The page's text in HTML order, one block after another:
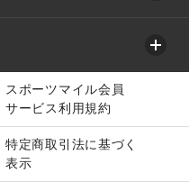
スポーツマイル会員
サービス利用規約
特定商取引法に基づく
表示